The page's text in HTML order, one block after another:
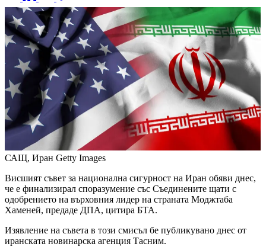
САЩ, Иран Getty Images
Висшият съвет за национална сигурност на Иран обяви днес,
че е финализирал споразумение със Съединените щати с
одобрението на върховния лидер на страната Моджтаба
Хаменей, предаде ДПА, цитира БТА.
Изявление на съвета в този смисъл бе публикувано днес от
иранската новинарска агенция Тасним.